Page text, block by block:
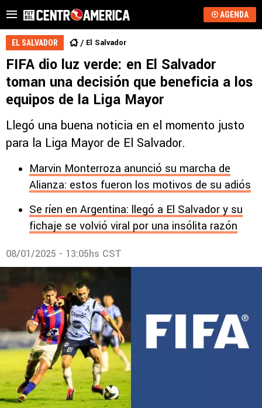
AGENDA
EL SALVADOR El Salvador
FIFA dio luz verde: en El Salvador
toman una decisión que beneficia a los
equipos de la Liga Mayor
Llegó una buena noticia en el momento justo
para la Liga Mayor de El Salvador.
Marvin Monterroza anunció su marcha de
Alianza: estos fueron los motivos de su adiós
Se ríen en Argentina: llegó a El Salvador y su
fichaje se volvió viral por una insólita razón
08/01/2025 - 13:05hs CST